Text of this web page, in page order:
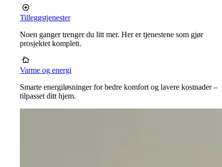
Tilleggstjenester
Noen ganger trenger du litt mer. Her er tjenestene som gjør
prosjektet komplett.
Varme og energi
Smarte energiløsninger for bedre komfort og lavere kostnader –
tilpasset ditt hjem.